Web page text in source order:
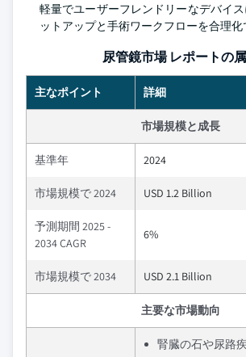
軽量でユーザーフレンドリーなデバイ
ットアップと手術ワークフローを合理化
尿管鏡市場 レポートの
主なポイント 詳細
市場規模と成長
基準年 2024
市場規模で 2024 USD 1.2 Billion
予測期間 2025 -
2034 CAGR
6%
市場規模で 2034 USD 2.1 Billion
主要な市場動向
腎臓の石や尿路